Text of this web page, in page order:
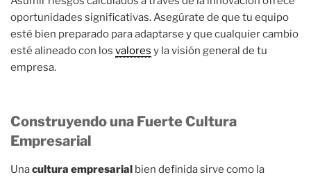
oportunidades significativas. Asegúrate de que tu equipo
esté bien preparado para adaptarse y que cualquier cambio
esté alineado con los valores y la visión general de tu
empresa.
Construyendo una Fuerte Cultura
Empresarial
Unacultura empresarial bien definida sirve como la